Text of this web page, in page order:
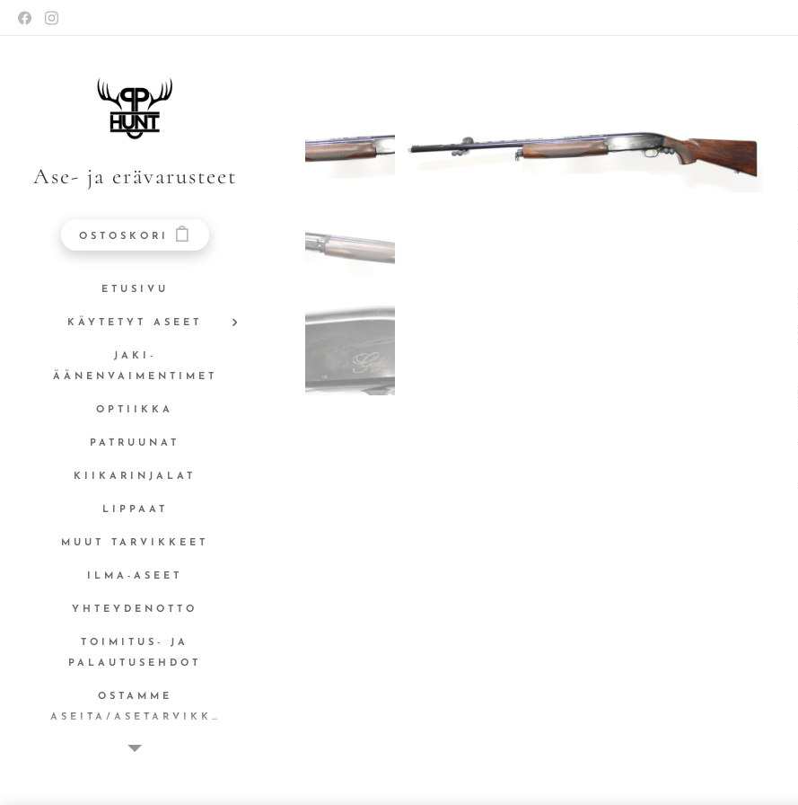
Ase- ja erävarusteet
OSTOSKORI
ETUSIVU
KÄYTETYT ASEET
JAKI-
ÄÄNENVAIMENTIMET
OPTIIKKA
PATRUUNAT
KIIKARINJALAT
LIPPAAT
MUUT TARVIKKEET
ILMA-ASEET
YHTEYDENOTTO
TOIMITUS- JA
PALAUTUSEHDOT
OSTAMME
ASEITA/ASETARVIKKEITA